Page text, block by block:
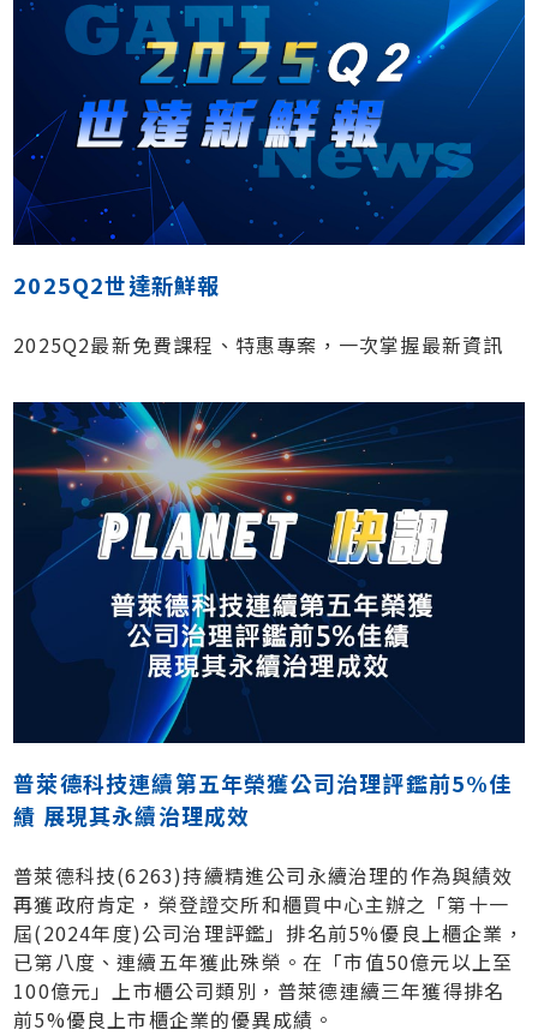
2025Q2世達新鮮報
2025Q2最新免費課程、特惠專案，一次掌握最新資訊
普萊德科技連續第五年榮獲公司治理評鑑前5%佳
績 展現其永續治理成效
普萊德科技(6263)持續精進公司永續治理的作為與績效
再獲政府肯定，榮登證交所和櫃買中心主辦之「第十一
屆(2024年度)公司治理評鑑」排名前5%優良上櫃企業，
已第八度、連續五年獲此殊榮。在「市值50億元以上至
100億元」上市櫃公司類別，普萊德連續三年獲得排名
前5%優良上市櫃企業的優異成績。